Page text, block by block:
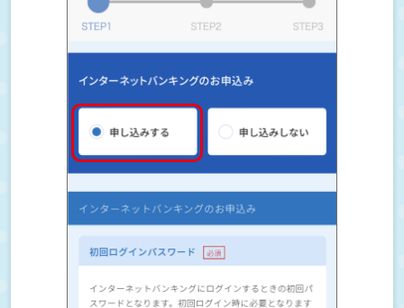
インターネットバンキングについて知りたい
インターネットバンキングを使いたい
インターネットバンキングの利用限度額を変
更したい
インターネットバンキングのログインパスワ
ードを変更または忘れた